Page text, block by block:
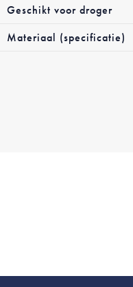
Geschikt voor droger
Materiaal (specificatie)